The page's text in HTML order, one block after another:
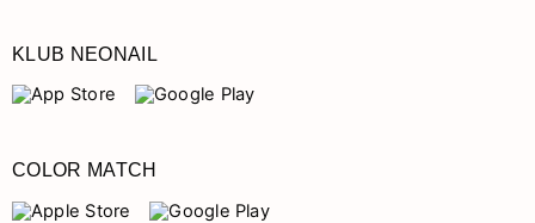
KLUB NEONAIL
COLOR MATCH